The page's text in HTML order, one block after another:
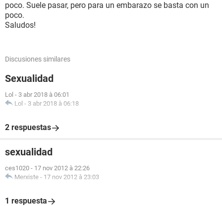
poco. Suele pasar, pero para un embarazo se basta con un
poco.
Saludos!
Discusiones similares
Sexualidad
Lol - 3 abr 2018 à 06:01
Lol - 3 abr 2018 à 06:18
2 respuestas
sexualidad
ces1020 - 17 nov 2012 à 22:26
Merxiste - 17 nov 2012 à 23:03
1 respuesta